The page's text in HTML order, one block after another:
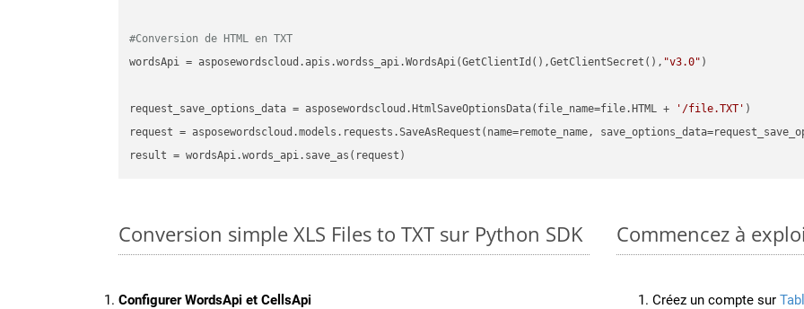
#Conversion de HTML en TXT
wordsApi = asposewordscloud.apis.wordss_api.WordsApi(GetClientId(),GetClientSecret(), "v3.0" )
request_save_options_data = asposewordscloud.HtmlSaveOptionsData(file_name=file.HTML + '/file.TXT'
request
result
Conversion simple XLS Files to TXT sur Python SDK
Configurer WordsApi et CellsApi
Commencez à
Créez un compte sur